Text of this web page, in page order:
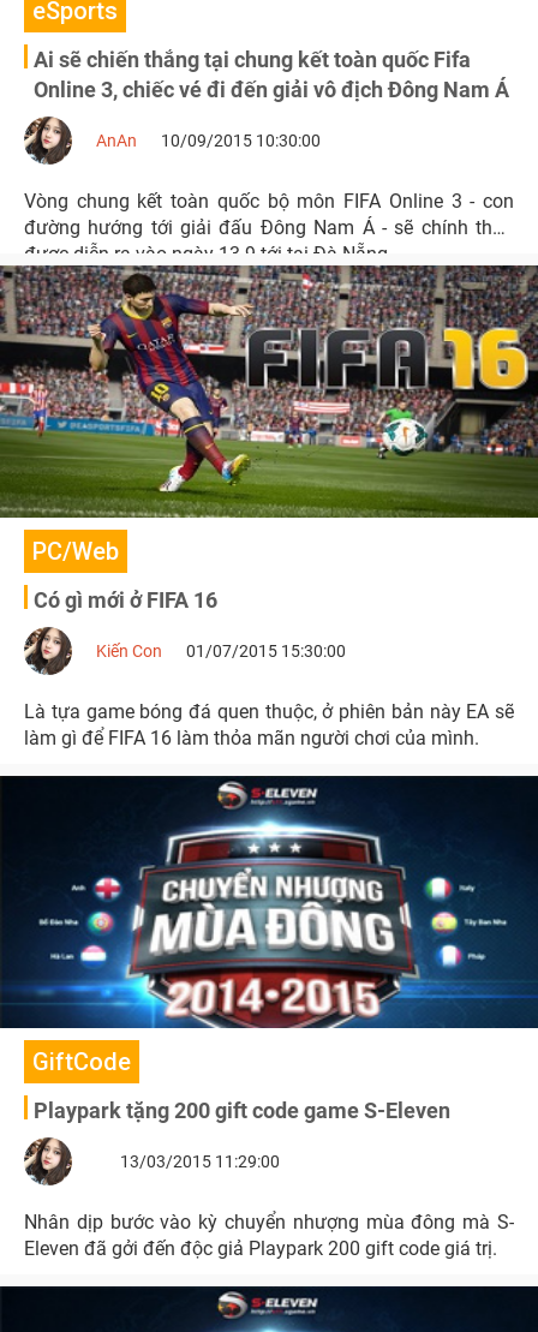
eSports
Ai sẽ chiến thắng tại chung kết toàn quốc Fifa
Online 3, chiếc vé đi đến giải vô địch Đông Nam Á
AnAn 10/09/2015 10:30:00
Vòng chung kết toàn quốc bộ môn FIFA Online 3 - con
đường hướng tới giải đấu Đông Nam Á - sẽ chính thức
được diễn ra vào ngày 13.9 tới tại Đà Nẵng.
PC/Web
Có gì mới ở FIFA 16
Kiến Con 01/07/2015 15:30:00
Là tựa game bóng đá quen thuộc, ở phiên bản này EA sẽ
làm gì để FIFA 16 làm thỏa mãn người chơi của mình.
GiftCode
Playpark tặng 200 gift code game S-Eleven
13/03/2015 11:29:00
Nhân dịp bước vào kỳ chuyển nhượng mùa đông mà S-
Eleven đã gởi đến độc giả Playpark 200 gift code giá trị.